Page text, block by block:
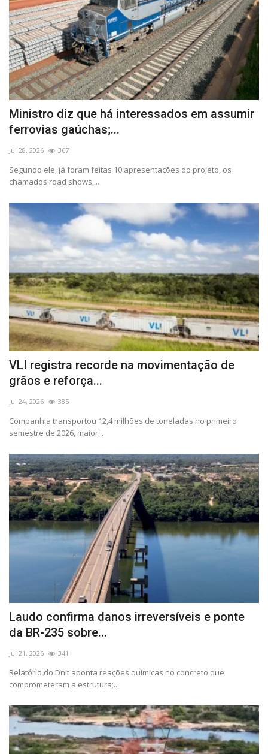
Ministro diz que há interessados em assumir
ferrovias gaúchas;...
Jul 28, 2026 367
Segundo ele, já foram feitas 10 apresentações do projeto, os
chamados road shows,...
VLI registra recorde na movimentação de
grãos e reforça...
Jul 24, 2026 385
Companhia transportou 12,4 milhões de toneladas no primeiro
semestre de 2026, maior...
Laudo confirma danos irreversíveis e ponte
da BR-235 sobre...
Jul 21, 2026 341
Relatório do Dnit aponta reações químicas no concreto que
comprometeram a estrutura;...